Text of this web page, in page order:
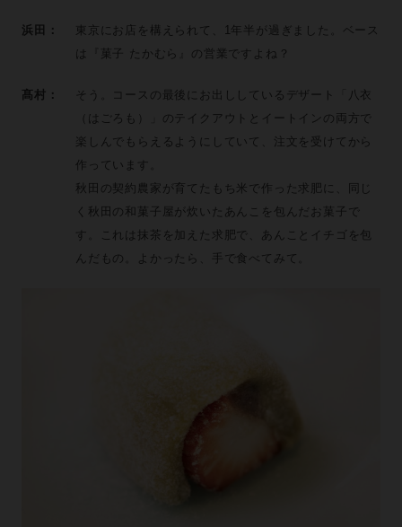
浜田：
東京にお店を構えられて、1年半が過ぎました。ベース
は『菓子 たかむら』の営業ですよね？
髙村：
そう。コースの最後にお出ししているデザート「八衣
（はごろも）」のテイクアウトとイートインの両方で
楽しんでもらえるようにしていて、注文を受けてから
作っています。
秋田の契約農家が育てたもち米で作った求肥に、同じ
く秋田の和菓子屋が炊いたあんこを包んだお菓子で
す。これは抹茶を加えた求肥で、あんことイチゴを包
んだもの。よかったら、手で食べてみて。